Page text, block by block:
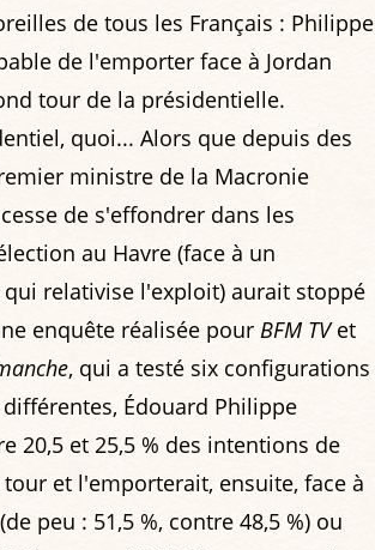
de tous les Français : Philippe
de l'emporter face à Jordan
tour de la présidentielle.
quoi... Alors que depuis des
ministre de la Macronie
de s'effondrer dans les
au Havre (face à un
relativise l'exploit) aurait stoppé
enquête réalisée pour BFM TVet
, qui a testé six configurations
Édouard Philippe
20,5 et 25,5 % des intentions de
et l'emporterait, ensuite, face à
peu : 51,5 %, contre 48,5 %) ou